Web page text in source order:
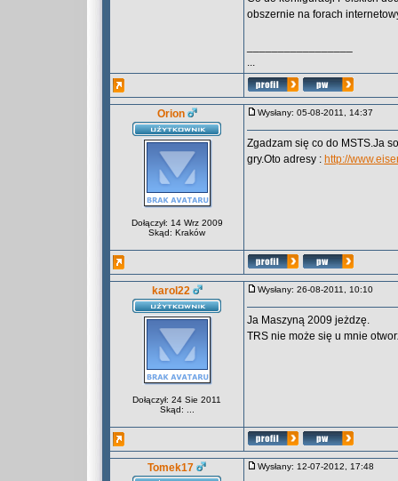
obszernie na forach
...
Orion
Dołączył: 14 Wrz 2009
Skąd: Kraków
Wysłany: 05-08-2011, 14:37
Zgadzam się co do MSTS.Ja
gry.Oto adresy : http://
karol22
Dołączył: 24 Sie 2011
Skąd: ...
Wysłany: 26-08-2011, 10:10
Ja Maszyną 2009 jeżdzę.
TRS nie może się u mnie
Tomek17 Wysłany: 12-07-2012, 17:48